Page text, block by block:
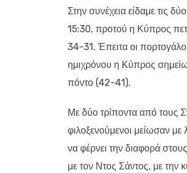
Στην συνέχεια είδαμε τις
15:30, προτού η Κύπρος
34-31. Έπειτα οι
ημιχρόνου η Κύπρος
πόντο (42-41).
Με δύο τρίποντα από τους
φιλοξενούμενοι μείωσαν
να φέρνει την διαφορά
με τον Ντος Σάντος, με την